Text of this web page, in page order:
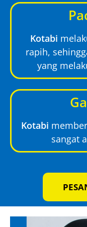
Kotabi
rapih,
yang
Kotabi
sangat